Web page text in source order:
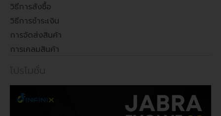
วิธีการสังซื้อ
วิธีการชำระเงิน
การจัดส่งสินค้า
การเคลมสินค้า